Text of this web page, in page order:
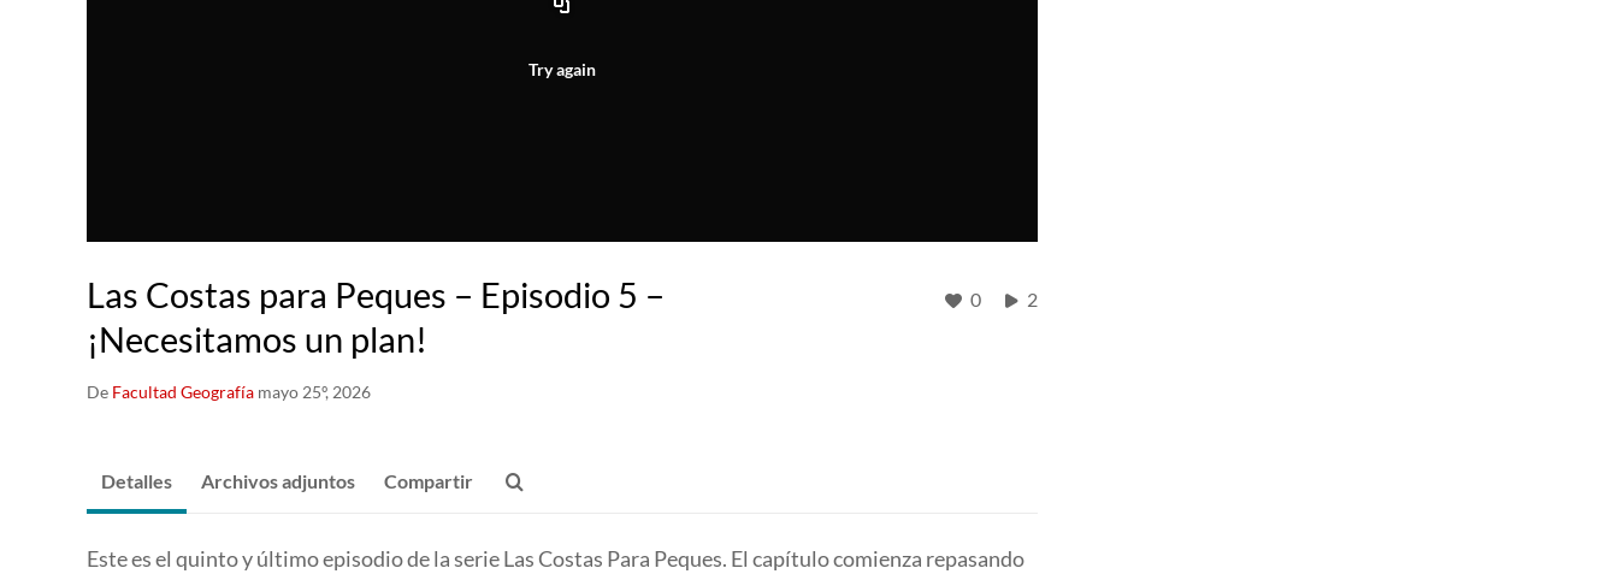
Try again
Las Costas para Peques – Episodio 5 –
¡Necesitamos un plan!
De Facultad Geografía mayo 25º, 2026
0 2
Detalles Archivos adjuntos Compartir
Este es el quinto y último episodio de la serie Las Costas Para Peques. El capítulo comienza repasando